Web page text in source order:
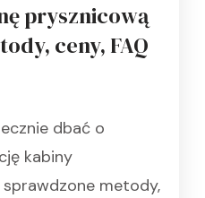
prysznicową
ceny, FAQ
dbać o
kabiny
sprawdzone metody,